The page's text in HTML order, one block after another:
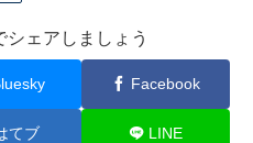
ェアしましょう
Facebook
てブ LINE